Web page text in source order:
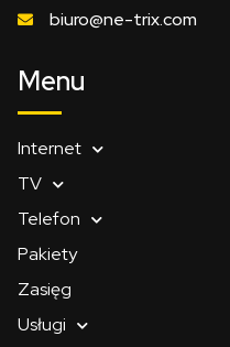
biuro@ne-trix.com
Menu
Internet
TV
Telefon
Pakiety
Zasięg
Usługi